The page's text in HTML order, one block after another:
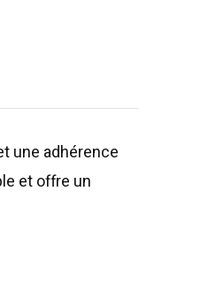
une adhérence
et offre un